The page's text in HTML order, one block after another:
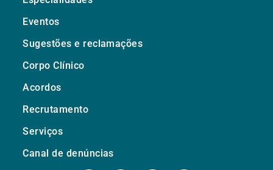
Eventos
Sugestões e reclamações
Corpo Clínico
Acordos
Recrutamento
Serviços
Canal de denúncias